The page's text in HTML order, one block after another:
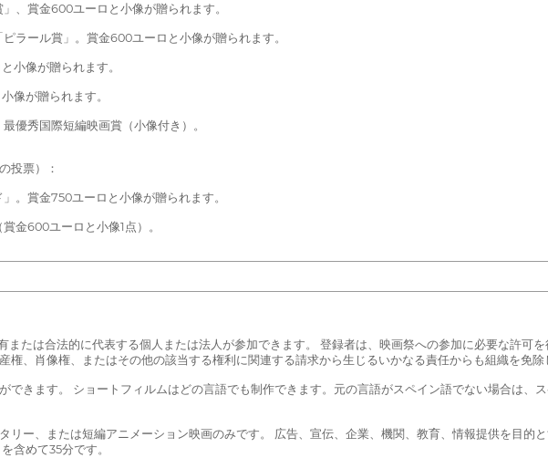
、賞金600ユーロと小像が贈られます。
ラール賞」。賞金600ユーロと小像が贈られます。
小像が贈られます。
像が贈られます。
優秀国際短編映画賞（小像付き）。
投票）：
。賞金750ユーロと小像が贈られます。
金600ユーロと小像1点）。
または合法的に代表する個人または法人が参加できます。 登録者は、映画祭への参加に必要な許可
権、肖像権、またはその他の該当する権利に関連する請求から生じるいかなる責任からも組織を免除
できます。 ショートフィルムはどの言語でも制作できます。元の言語がスペイン語でない場合は、
リー、または短編アニメーション映画のみです。 広告、宣伝、企業、機関、教育、情報提供を目的
含めて35分です。